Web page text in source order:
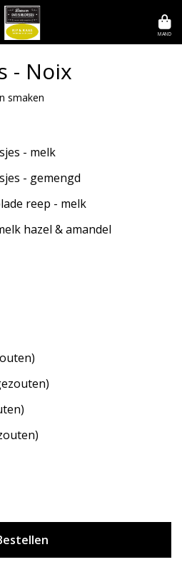
MAND
- Noix
smaken
- melk
- gemengd
reep - melk
hazel & amandel